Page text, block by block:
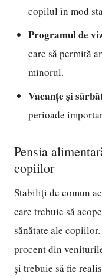
copilul în mod
Programul de
care să permită
minorul.
Vacanțe și
perioade
Pensia
copiilor
Stabiliți de comun
care trebuie să
sănătate ale
procent din
și trebuie să fie